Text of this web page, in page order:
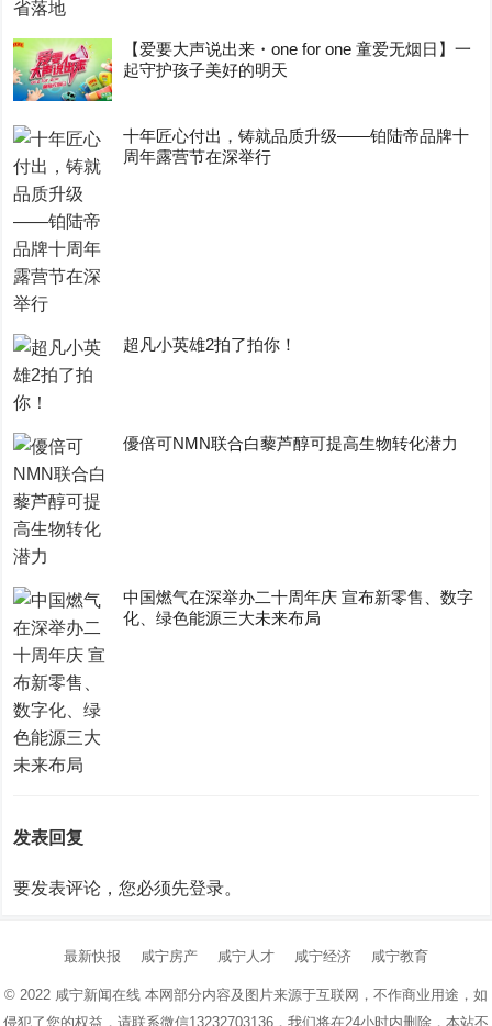
【爱要大声说出来・one for one 童爱无烟日】一
起守护孩子美好的明天
十年匠心付出，铸就品质升级——铂陆帝品牌十
周年露营节在深举行
超凡小英雄2拍了拍你！
優倍可NMN联合白藜芦醇可提高生物转化潜力
中国燃气在深举办二十周年庆 宣布新零售、数字
化、绿色能源三大未来布局
发表回复
要发表评论，您必须先登录。
最新快报 咸宁房产 咸宁人才 咸宁经济 咸宁教育
© 2022 咸宁新闻在线本网部分内容及图片来源于互联网，不作商业用途，如
侵犯了您的权益，请联系微信13232703136，我们将在24小时内删除，本站不